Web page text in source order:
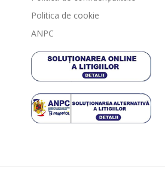
Politica de cookie
ANPC